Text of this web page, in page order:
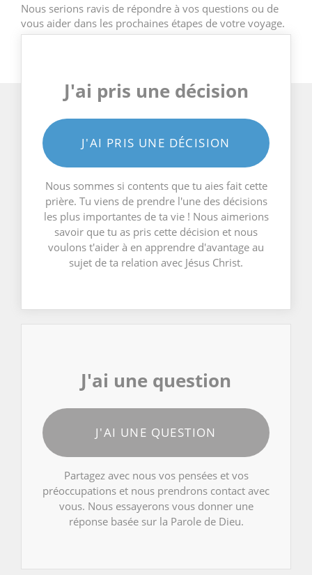
Nous serions ravis de répondre à vos questions ou de
vous aider dans les prochaines étapes de votre voyage.
J'ai pris une décision
J'AI PRIS UNE DÉCISION
Nous sommes si contents que tu aies fait cette
prière. Tu viens de prendre l'une des décisions
les plus importantes de ta vie ! Nous aimerions
savoir que tu as pris cette décision et nous
voulons t'aider à en apprendre d'avantage au
sujet de ta relation avec Jésus Christ.
J'ai une question
J'AI UNE QUESTION
Partagez avec nous vos pensées et vos
préoccupations et nous prendrons contact avec
vous. Nous essayerons vous donner une
réponse basée sur la Parole de Dieu.